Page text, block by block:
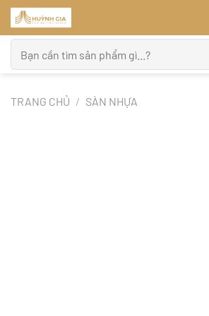
Bỏ
qua
nội
dung
kiếm:
TRANG CHỦ / SÀN NHỰA